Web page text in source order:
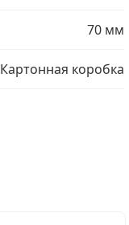
70 мм
Картонная коробка